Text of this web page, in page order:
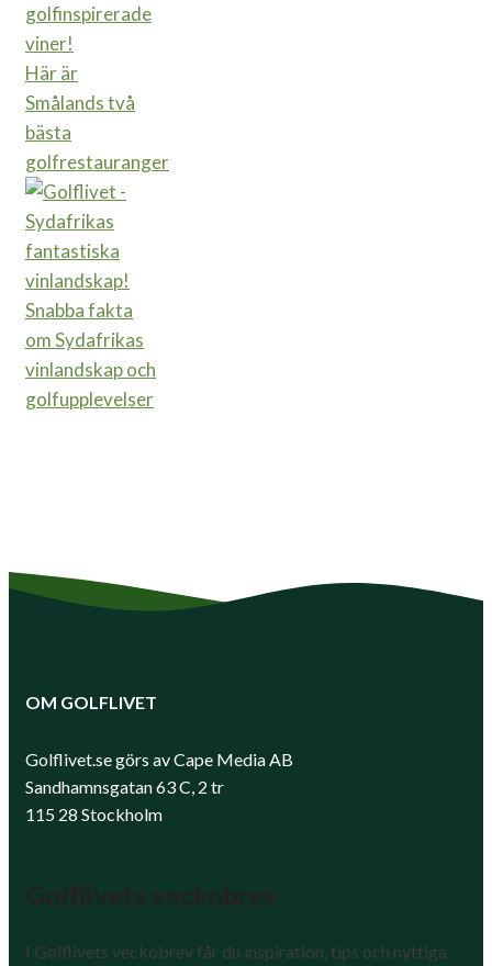
golfinspirerade
viner!
Här är
Smålands två
bästa
golfrestauranger
Snabba fakta
om Sydafrikas
vinlandskap och
golfupplevelser
OM GOLFLIVET
Golflivet.se görs av Cape Media AB
Sandhamnsgatan 63 C, 2 tr
115 28 Stockholm
I Golflivets veckobrev får du inspiration, tips och nyttiga